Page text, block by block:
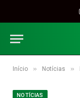
Início » Notícias »
NOTÍCIAS